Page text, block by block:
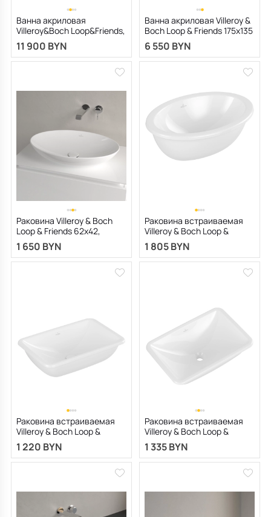
Ванна акриловая
Villeroy&Boch Loop&Friends,
170x75, с переливом
11 900 BYN
Ванна акриловая Villeroy &
Boch Loop & Friends 175х135
UBA175LFS9REV-01
6 550 BYN
Раковина Villeroy & Boch
Loop & Friends 62х42,
CeramicPlus, 4A4800R1, с
переливом, из TitanCeram,
белая
1 650 BYN
Раковина встраиваемая
Villeroy & Boch Loop &
Friends 49х33, CeramicPlus,
4A5400R1, из TitanCeram,
белая
1 805 BYN
Раковина встраиваемая
Villeroy & Boch Loop &
Friends 54х34 4A570001, из
TitanCeram, белая
1 220 BYN
Раковина встраиваемая
Villeroy & Boch Loop &
Friends 54х34, CeramicPlus,
4A5700R1, из TitanCeram,
белая
1 335 BYN